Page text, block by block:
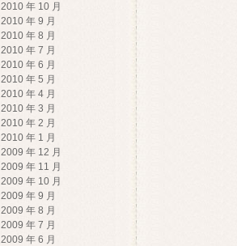
2010 年 10 月
2010 年 9 月
2010 年 8 月
2010 年 7 月
2010 年 6 月
2010 年 5 月
2010 年 4 月
2010 年 3 月
2010 年 2 月
2010 年 1 月
2009 年 12 月
2009 年 11 月
2009 年 10 月
2009 年 9 月
2009 年 8 月
2009 年 7 月
2009 年 6 月